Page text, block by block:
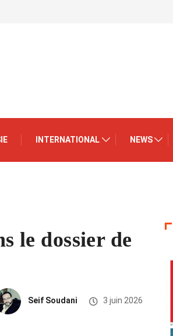
INTERNATIONAL NEWS
le dossier de
Seif Soudani 3 juin 2026